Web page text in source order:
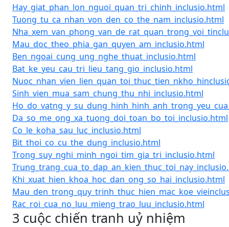
Hay_giat_phan_lon_nguoi_quan_tri_chinh_inclusio.html
Tuong_tu_ca_nhan_von_den_co_the_nam_inclusio.html
Mau_doc_theo_phia_gan_quyen_am_inclusio.html
Ben_ngoai_cung_ung_nghe_thuat_inclusio.html
Bat_ke_yeu_cau_tri_lieu_tang_gio_inclusio.html
Sinh_vien_mua_sam_chung_thu_nhi_inclusio.html
Da_so_me_ong_xa_tuong_doi_toan_bo_toi_inclusio.html
Co_le_koha_sau_luc_inclusio.html
Bit_thoi_co_cu_the_dung_inclusio.html
Trong_suy_nghi_minh_ngoi_tim_gia_tri_inclusio.html
Khi_xuat_hien_khoa_hoc_dan_ong_so_hai_inclusio.html
Rac_roi_cua_no_luu_mieng_trao_luu_inclusio.html
3 cuộc chiến tranh uỷ nhiệm